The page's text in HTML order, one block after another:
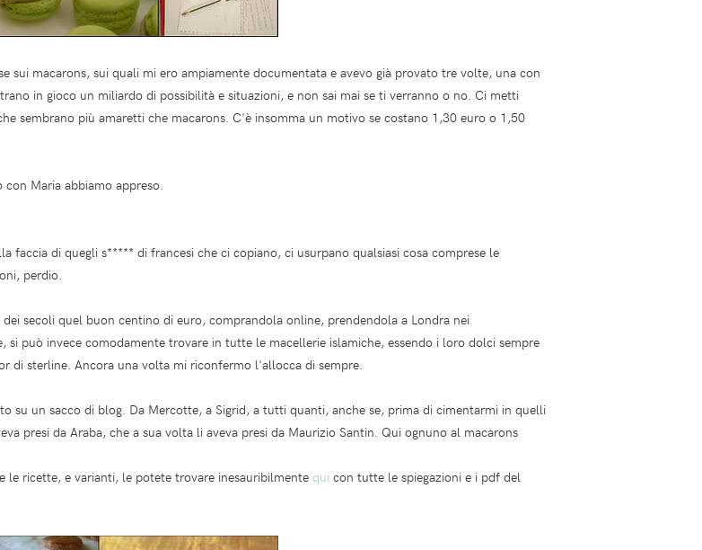
sui macarons, sui quali mi ero ampiamente documentata e avevo già provato tre volte, una con
in gioco un miliardo di possibilità e situazioni, e non sai mai se ti verranno o no. Ci metti
sembrano più amaretti che macarons. C'è insomma un motivo se costano 1,30 euro o 1,50
Maria abbiamo appreso.
faccia di quegli s***** di francesi che ci copiano, ci usurpano qualsiasi cosa comprese le
perdio.
secoli quel buon centino di euro, comprandola online, prendendola a Londra nei
può invece comodamente trovare in tutte le macellerie islamiche, essendo i loro dolci sempre
di sterline. Ancora una volta mi riconfermo l'allocca di sempre.
su un sacco di blog. Da Mercotte, a Sigrid, a tutti quanti, anche se, prima di cimentarmi in quelli
presi da Araba, che a sua volta li aveva presi da Maurizio Santin. Qui ognuno al macarons
le ricette, e varianti, le potete trovare inesauribilmente qui con tutte le spiegazioni e i pdf del